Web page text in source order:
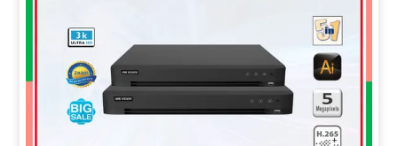
những thương hiệu hàng đầu thế giới về giải pháp an
ninh video. Với các tính năng và công nghệ tiên tiến,
camera Hikvision không chỉ
chắc chắnchất lượng hình
ảnh sắc nét mà còn đem đến sự tin cậy và an toàn cho
dự án của quý vị.
Nếu quý vị quan tâm đến việc lắp đặt camera Hikvision